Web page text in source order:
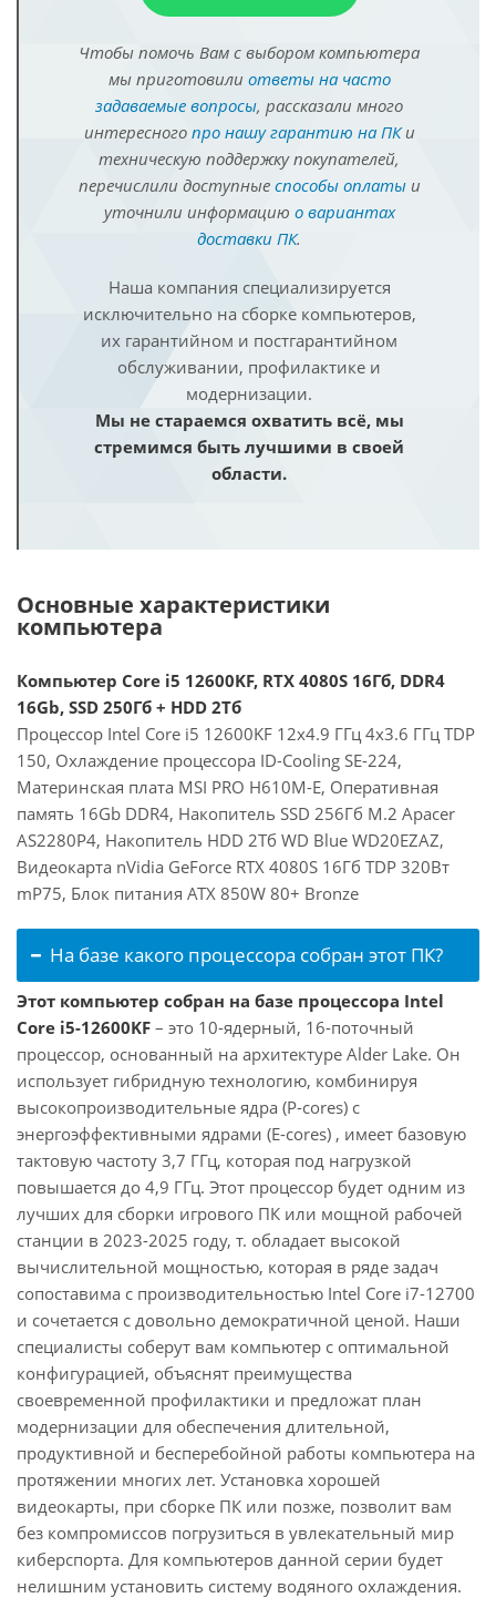
Чтобы помочь Вам с выбором компьютера
мы приготовили ответы на часто
задаваемые вопросы, рассказали много
интересного про нашу гарантию на ПКи
техническую поддержку покупателей,
перечислили доступные способы оплатыи
уточнили информацию о вариантах
доставки ПК.
Наша компания специализируется
исключительно на сборке компьютеров,
их гарантийном и постгарантийном
обслуживании, профилактике и
модернизации.
Мы не стараемся охватить всё, мы
стремимся быть лучшими в своей
области.
Основные характеристики
компьютера
Компьютер Core i5 12600KF, RTX 4080S 16Гб, DDR4
16Gb, SSD 250Гб + HDD 2Тб
Процессор Intel Core i5 12600KF 12x4.9 ГГц 4x3.6 ГГц TDP
150, Охлаждение процессора ID-Cooling SE-224,
Материнская плата MSI PRO H610M-E, Оперативная
память 16Gb DDR4, Накопитель SSD 256Гб M.2 Apacer
AS2280P4, Накопитель HDD 2Тб WD Blue WD20EZAZ,
Видеокарта nVidia GeForce RTX 4080S 16Гб TDP 320Вт
mP75, Блок питания ATX 850W 80+ Bronze
На базе какого процессора собран этот ПК?
Этот компьютер собран на базе процессора Intel
Core i5-12600KF – это 10-ядерный, 16-поточный
процессор, основанный на архитектуре Alder Lake. Он
использует гибридную технологию, комбинируя
высокопроизводительные ядра (P-cores) с
энергоэффективными ядрами (E-cores) , имеет базовую
тактовую частоту 3,7 ГГц, которая под нагрузкой
повышается до 4,9 ГГц. Этот процессор будет одним из
лучших для сборки игрового ПК или мощной рабочей
станции в 2023-2025 году, т. обладает высокой
вычислительной мощностью, которая в ряде задач
сопоставима с производительностью Intel Core i7-12700
и сочетается с довольно демократичной ценой. Наши
специалисты соберут вам компьютер с оптимальной
конфигурацией, объяснят преимущества
своевременной профилактики и предложат план
модернизации для обеспечения длительной,
продуктивной и бесперебойной работы компьютера на
протяжении многих лет. Установка хорошей
видеокарты, при сборке ПК или позже, позволит вам
без компромиссов погрузиться в увлекательный мир
киберспорта. Для компьютеров данной серии будет
нелишним установить систему водяного охлаждения.